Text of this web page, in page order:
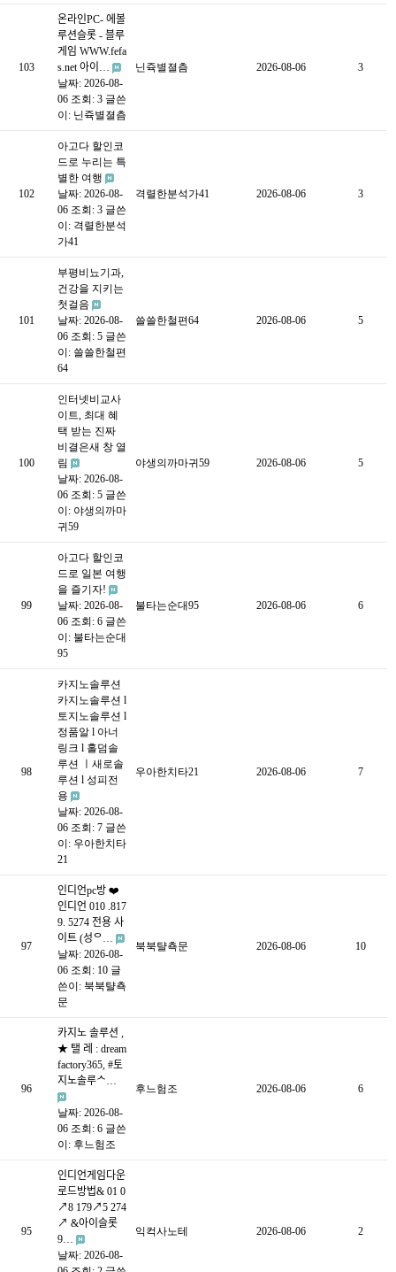
103
온라인PC- 에볼
루션슬롯 - 블루
게임 WWW.fefa
s.net 아이…
날짜: 2026-08-
06 조회: 3 글쓴
이: 닌쥭별졀츰
닌쥭별졀츰 2026-08-06 3
102
아고다 할인코
드로 누리는 특
별한 여행
날짜: 2026-08-
06 조회: 3 글쓴
이: 격렬한분석
가41
격렬한분석가41 2026-08-06 3
101
부평비뇨기과,
건강을 지키는
첫걸음
날짜: 2026-08-
06 조회: 5 글쓴
이: 쓸쓸한철편
64
쓸쓸한철편64 2026-08-06 5
100
인터넷비교사
이트, 최대 혜
택 받는 진짜
비결은새 창 열
림
날짜: 2026-08-
06 조회: 5 글쓴
이: 야생의까마
귀59
야생의까마귀59 2026-08-06 5
99
아고다 할인코
드로 일본 여행
을 즐기자!
날짜: 2026-08-
06 조회: 6 글쓴
이: 불타는순대
95
불타는순대95 2026-08-06 6
98
카지노솔루션
카지노솔루션 l
토지노솔루션 l
정품알 l 아너
링크 l 홀덤솔
루션 ㅣ새로솔
루션 l 성피전
용
날짜: 2026-08-
06 조회: 7 글쓴
이: 우아한치타
21
우아한치타21 2026-08-06 7
97
인디언pc방 ❤️
인디언 010 .817
9. 5274 전용 사
이트 (성ᄋ…
날짜: 2026-08-
06 조회: 10 글
쓴이: 북북턀쵹
문
북북턀쵹문 2026-08-06 10
96
카지노 솔루션 ,
★ 탤 레 : dream
factory365, #토
지노솔루ᄉ…
날짜: 2026-08-
06 조회: 6 글쓴
이: 후느험조
후느험조 2026-08-06 6
95
인디언게임다운
로드방법& 01 0
↗8 179↗5 274
↗ &아이슬롯
9…
날짜: 2026-08-
익컥사노테 2026-08-06 2